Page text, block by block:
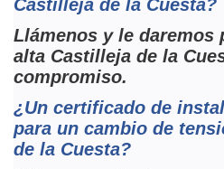
Castilleja de la Cuesta?
Llámenos y le daremos
alta Castilleja de la
compromiso.
¿Un certificado de
para un cambio de
de la Cuesta?